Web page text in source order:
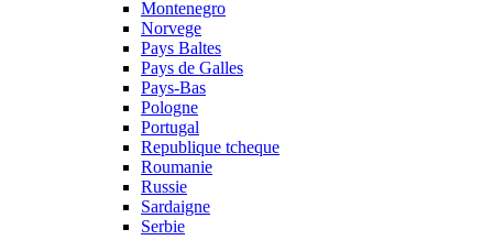
Montenegro
Norvege
Pays Baltes
Pays de Galles
Pays-Bas
Pologne
Portugal
Republique tcheque
Roumanie
Russie
Sardaigne
Serbie